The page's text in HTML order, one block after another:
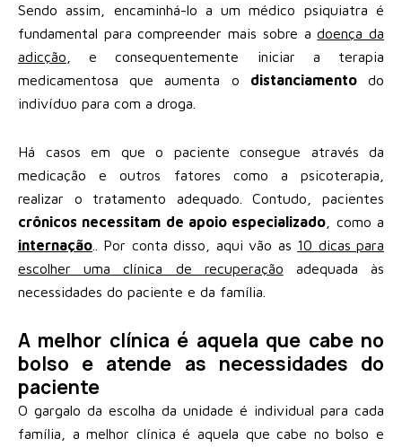
Sendo assim, encaminhá-lo a um médico psiquiatra é
fundamental para compreender mais sobre adoença da
adicção , e consequentemente iniciar a terapia
medicamentosa que aumenta o distanciamentodo
indivíduo para com a droga.
Há casos em que o paciente consegue através da
medicação e outros fatores como a psicoterapia,
realizar o tratamento adequado. Contudo, pacientes
crônicos necessitam de apoio especializado , como a
internação .. Por conta disso, aqui vão as 10 dicas para
escolher uma clínica de recuperação adequada às
necessidades do paciente e da família.
A melhor clínica é aquela que cabe no
bolso e atende as necessidades do
paciente
O gargalo da escolha da unidade é individual para cada
família, a melhor clínica é aquela que cabe no bolso e